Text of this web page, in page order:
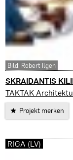
SKRAIDANTIS
Vilnius
TAKTAK
Projekt merken
Bild: Robert Ilgen
RIGA (LV)